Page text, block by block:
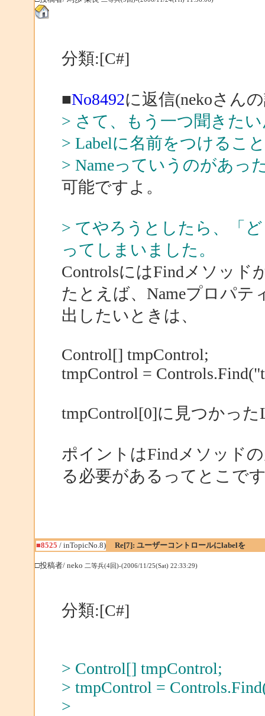
分類:[C#]
■No8492に返信(nekoさん
> さて、もう一つ聞きた
> Labelに名前をつけるこ
> Nameっていうのがあっ
可能ですよ。
> てやろうとしたら、「
ってしまいました。
ControlsにはFindメソッド
たとえば、Nameプロパテ
出したいときは、
Control[] tmpControl;
tmpControl =
tmpControl[0]に見つかっ
ポイントはFindメソッド
る必要があるってとこで
■8525 / inTopicNo.8) Re[7]: ユーザーコントロールにlabelを
□投稿者/ neko 二等兵(4回)-(2006/11/25(Sat) 22:33:29)
分類:[C#]
> Control[] tmpControl;
> tmpControl =
>